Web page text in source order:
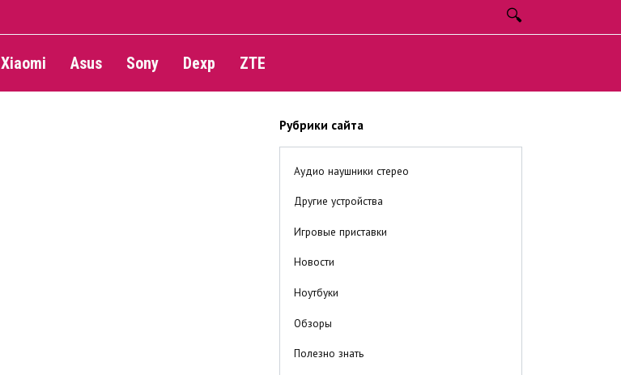
Xiaomi Asus Sony Dexp ZTE
Рубрики сайта
Аудио наушники стерео
Другие устройства
Игровые приставки
Новости
Ноутбуки
Обзоры
Полезно знать